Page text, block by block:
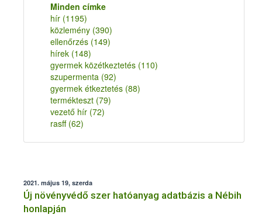
Minden címke
hír (1195)
közlemény (390)
ellenőrzés (149)
hírek (148)
gyermek közétkeztetés (110)
szupermenta (92)
gyermek étkeztetés (88)
termékteszt (79)
vezető hír (72)
rasff (62)
2021. május 19, szerda
Új növényvédő szer hatóanyag adatbázis a Nébih
honlapján